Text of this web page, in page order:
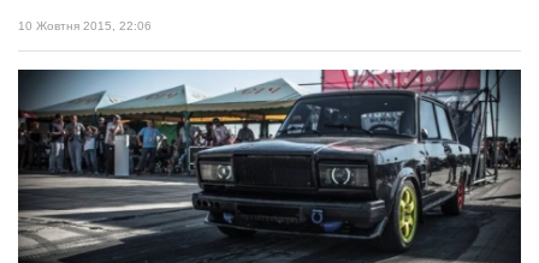
10 Жовтня 2015, 22:06